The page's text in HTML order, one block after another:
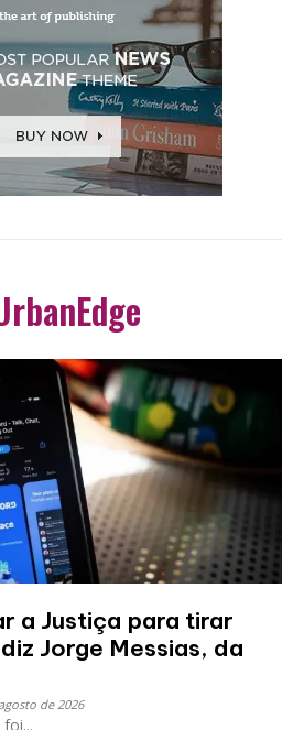
a Justiça para tirar
Jorge Messias, da
de 2026